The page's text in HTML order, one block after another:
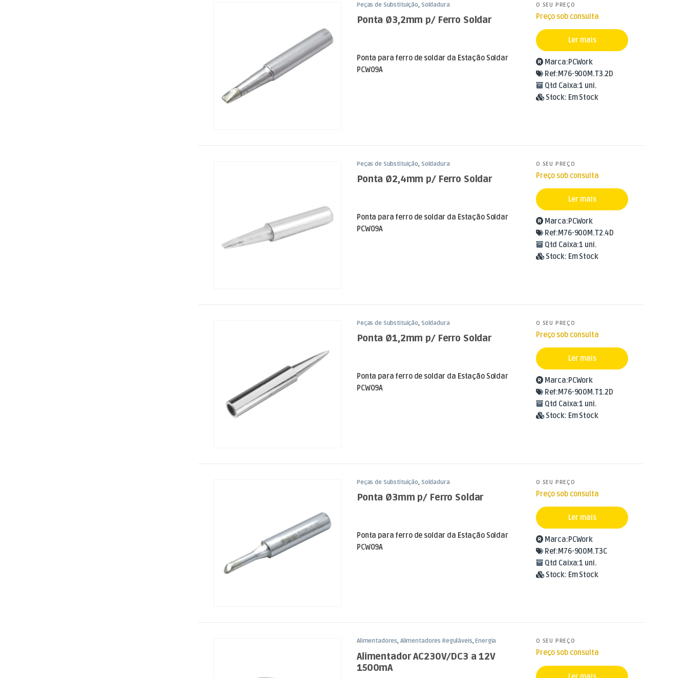
Peças de Substituição, Soldadura
Ponta Ø3,2mm p/ Ferro Soldar
Ponta para ferro de soldar da Estação Soldar
PCW09A
O SEU PREÇO
Preço sob consulta
Ler mais
Marca:PCWork
Ref:M76-900M.T3.2D
Qtd Caixa:1 uni.
Stock: Em Stock
Peças de Substituição, Soldadura
Ponta Ø2,4mm p/ Ferro Soldar
Ponta para ferro de soldar da Estação Soldar
PCW09A
O SEU PREÇO
Preço sob consulta
Ler mais
Marca:PCWork
Ref:M76-900M.T2.4D
Qtd Caixa:1 uni.
Stock: Em Stock
Peças de Substituição, Soldadura
Ponta Ø1,2mm p/ Ferro Soldar
Ponta para ferro de soldar da Estação Soldar
PCW09A
O SEU PREÇO
Preço sob consulta
Ler mais
Marca:PCWork
Ref:M76-900M.T1.2D
Qtd Caixa:1 uni.
Stock: Em Stock
Peças de Substituição, Soldadura
Ponta Ø3mm p/ Ferro Soldar
Ponta para ferro de soldar da Estação Soldar
PCW09A
O SEU PREÇO
Preço sob consulta
Ler mais
Marca:PCWork
Ref:M76-900M.T3C
Qtd Caixa:1 uni.
Stock: Em Stock
Alimentadores, Alimentadores Reguláveis,Energia
Alimentador AC230V/DC3 a 12V
1500mA
O SEU PREÇO
Preço sob consulta